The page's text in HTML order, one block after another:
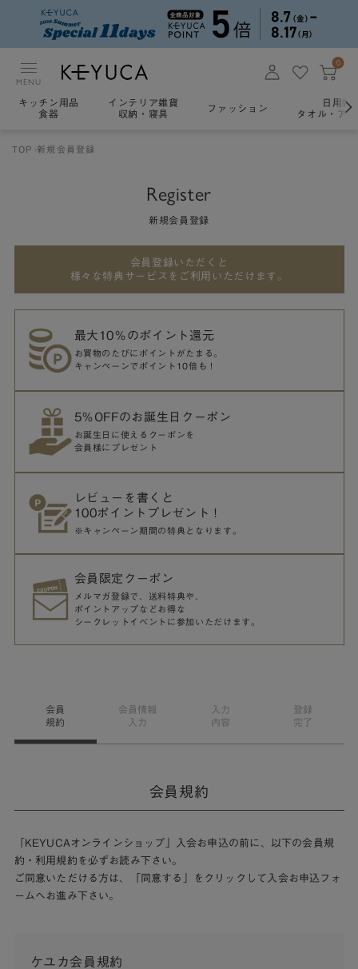
MENU
0
キッチン用品
食器
インテリア雑貨
収納・寝具
ファッション
日用雑
タオル・ア
TOP 新規会員登録
Register
新規会員登録
会員登録いただくと
様々な特典サービスをご利用いただけます。
最大10％のポイント還元
お買物のたびにポイントがたまる。
キャンペーンでポイント10倍も！
5％OFFのお誕生日クーポン
お誕生日に使えるクーポンを
会員様にプレゼント
レビューを書くと
100ポイントプレゼント！
※キャンペーン期間の特典となります。
会員限定クーポン
メルマガ登録で、送料特典や、
ポイントアップなどお得な
シークレットイベントに参加いただけます。
会員
規約
会員情報
入力
入力
内容
登録
完了
会員規約
「KEYUCAオンラインショップ」入会お申込の前に、以下の会員規
約・利用規約を必ずお読み下さい。
ご同意いただける方は、「同意する」をクリックして入会お申込フォ
ームへお進み下さい。
ケユカ会員規約